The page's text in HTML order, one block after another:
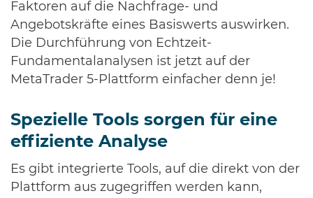
Faktoren auf die Nachfrage- und
Angebotskräfte eines Basiswerts auswirken.
Die Durchführung von Echtzeit-
Fundamentalanalysen ist jetzt auf der
MetaTrader 5-Plattform einfacher denn je!
Spezielle Tools sorgen für eine
effiziente Analyse
Es gibt integrierte Tools, auf die direkt von der
Plattform aus zugegriffen werden kann,